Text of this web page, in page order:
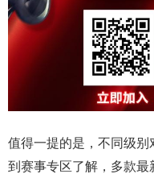
值得一提的是，不同级别
到赛事专区了解，多款最